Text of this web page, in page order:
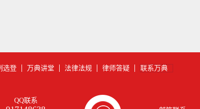
选登 万典讲堂 法律法规 律师答疑 联系万典
QQ联系